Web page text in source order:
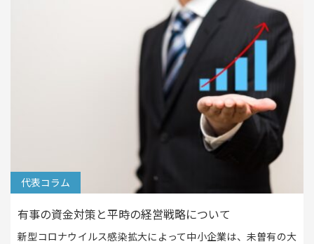
代表コラム
有事の資金対策と平時の経営戦略について
新型コロナウイルス感染拡大によって中小企業は、未曽有の大